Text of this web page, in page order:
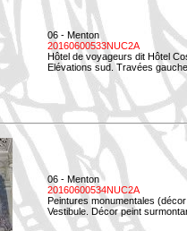
06 - Menton
20160600533NUC2A
Hôtel de voyageurs dit Hôtel
Elévations sud. Travées
06 - Menton
20160600534NUC2A
Peintures monumentales
Vestibule. Décor peint